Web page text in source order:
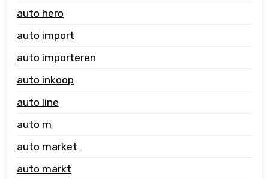
auto hero
auto import
auto importeren
auto inkoop
auto line
auto m
auto market
auto markt